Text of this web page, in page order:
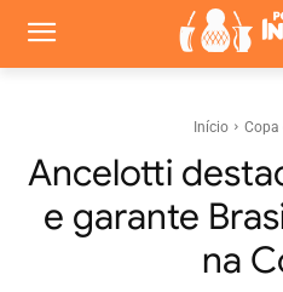
Início Copa
Ancelotti
e garante
na